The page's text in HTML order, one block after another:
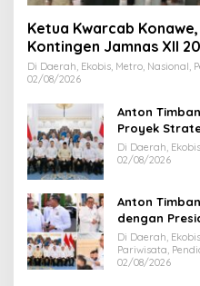
Ketua Kwarcab
Kontingen Jamnas XII
Di Daerah, Ekobis, Metro, Nasional,
02/08/2026
Anton
Proyek
Di Daerah,
02/08/2026
Anton
dengan
Majukan
Di Daerah,
Pariwisata,
02/08/2026